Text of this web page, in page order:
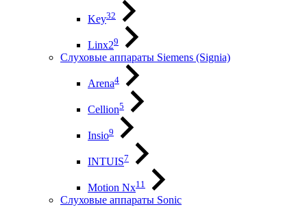
Key32
Linx29
Слуховые аппараты Siemens (Signia)
Arena4
Cellion5
Insio9
INTUIS7
Motion Nx11
Слуховые аппараты Sonic